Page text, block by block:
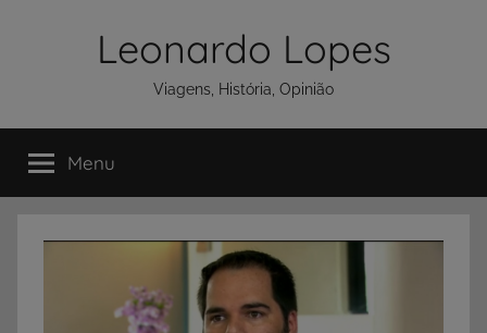
Leonardo Lopes
Viagens, História, Opinião
Menu